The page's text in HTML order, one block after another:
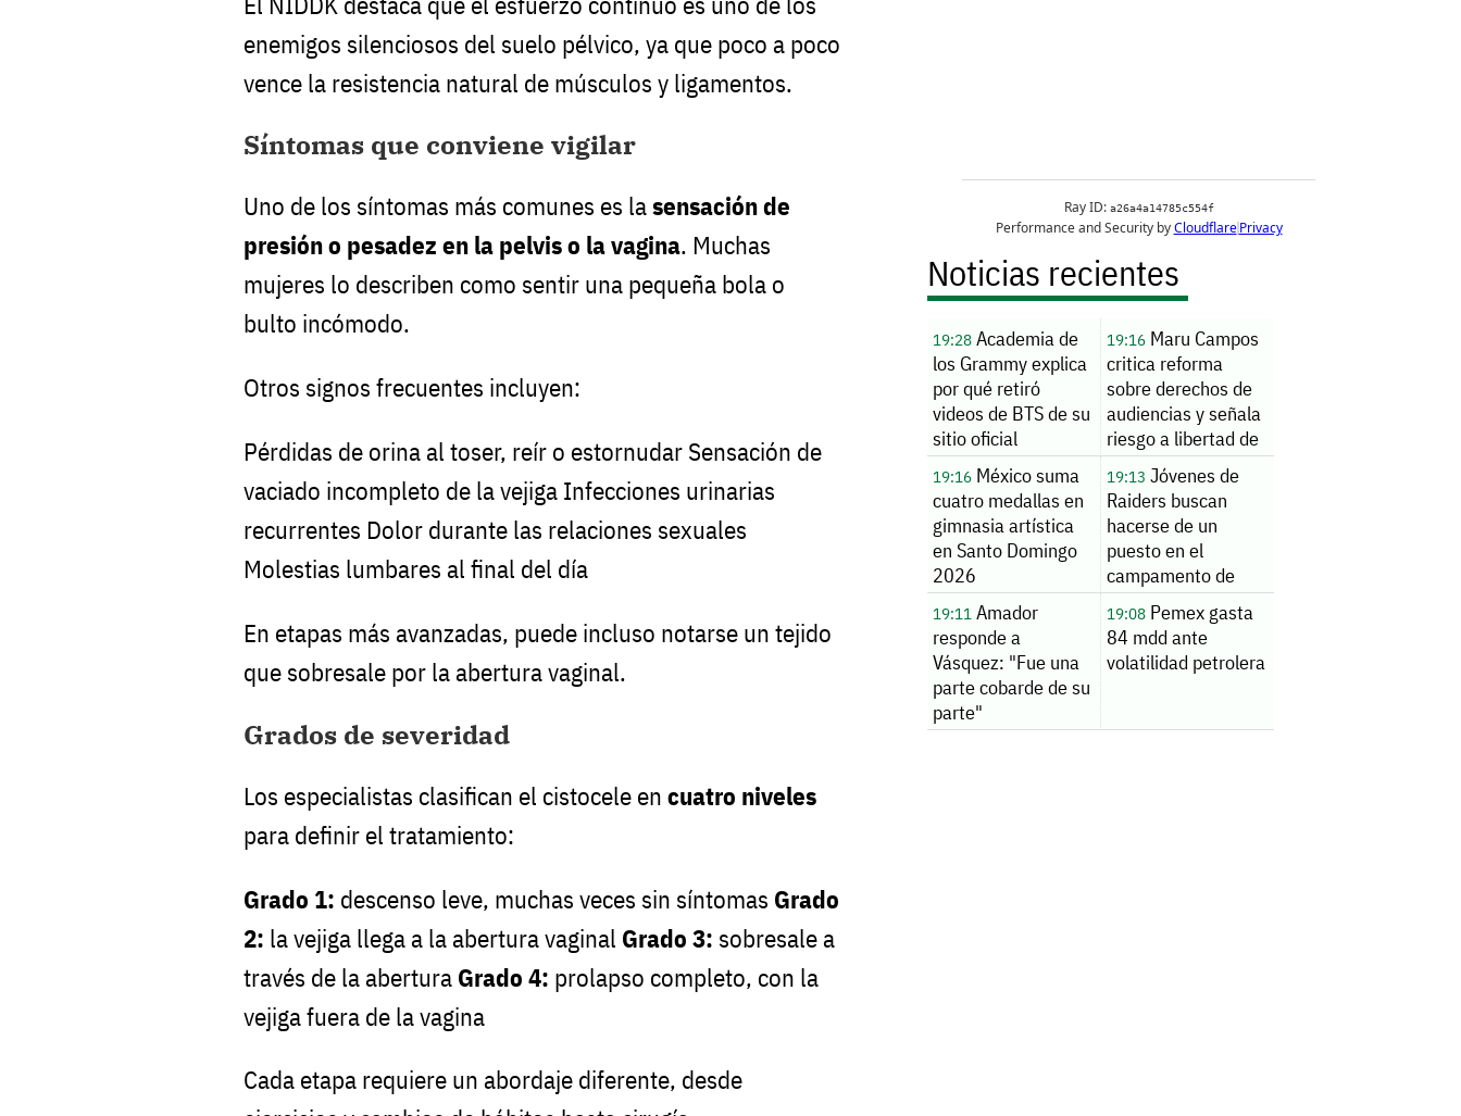
enemigos silenciosos del suelo pélvico, ya que poco a poco
vence la resistencia natural de músculos y ligamentos.
Síntomas que conviene vigilar
Uno de los síntomas más comunes es lasensación de
presión o pesadez en la pelvis o la vagina. Muchas
mujeres lo describen como sentir una pequeña bola o
bulto incómodo.
Otros signos frecuentes incluyen:
Pérdidas de orina al toser, reír o estornudar Sensación de
vaciado incompleto de la vejiga Infecciones urinarias
recurrentes Dolor durante las relaciones sexuales
Molestias lumbares al final del día
En etapas más avanzadas, puede incluso notarse un tejido
que sobresale por la abertura vaginal.
Grados de severidad
Los especialistas clasifican el cistocele en cuatro niveles
para definir el tratamiento:
Grado 1: descenso leve, muchas veces sin síntomas Grado
2: la vejiga llega a la abertura vaginal Grado 3: sobresale a
través de la abertura Grado 4: prolapso completo, con la
vejiga fuera de la vagina
Cada etapa requiere un abordaje diferente, desde
Noticias recientes
19:28 Academia de
los Grammy explica
por qué retiró
videos de BTS de su
sitio oficial
19:16Maru Campos
critica reforma
sobre derechos de
audiencias y señala
riesgo a libertad de
expresión
19:16 México suma
cuatro medallas en
gimnasia artística
en Santo Domingo
2026
19:13 Jóvenes de
Raiders buscan
hacerse de un
puesto en el
campamento de
pretemporada
19:11 Amador
responde a
Vásquez: "Fue una
parte cobarde de su
parte"
19:08Pemex gasta
84 mdd ante
volatilidad petrolera